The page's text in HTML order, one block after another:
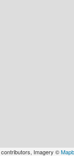
contributors, Imagery ©